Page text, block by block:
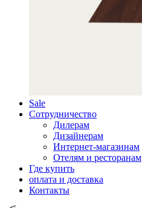
Sale
Сотрудничество
Дилерам
Дизайнерам
Интернет-магазинам
Отелям и ресторанам
Где купить
оплата и доставка
Контакты